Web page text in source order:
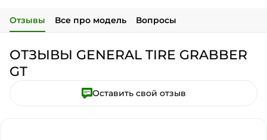
Отзывы Все про модель Вопросы
ОТЗЫВЫ GENERAL TIRE GRABBER
GT
Оставить свой отзыв